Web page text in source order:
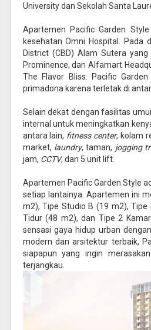
University dan Sekolah Santa
Apartemen Pacific Garden
kesehatan Omni Hospital. Pada
District (CBD) Alam Sutera
Prominence, dan Alfamart
The Flavor Bliss. Pacific
primadona karena terletak di
Selain dekat dengan fasilitas
internal untuk meningkatkan
antara lain, fitness center, kolam
market, laundry, taman, jogging
jam, CCTV, dan 5 unit lift.
Apartemen Pacific Garden Style
setiap lantainya. Apartemen ini
m2), Tipe Studio B (19 m2),
Tidur (48 m2), dan Tipe 2
sensasi gaya hidup urban
modern dan arsitektur terbaik,
siapapun yang ingin
terjangkau.